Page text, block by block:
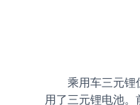
乘用车三元锂
用了三元锂电池